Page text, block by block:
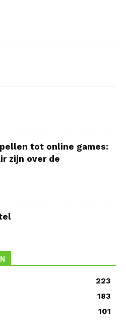
tot online games:
zijn over de
223
183
101